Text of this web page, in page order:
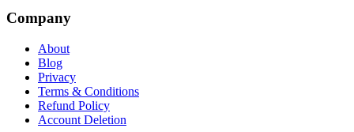
Company
About
Blog
Privacy
Terms & Conditions
Refund Policy
Account Deletion